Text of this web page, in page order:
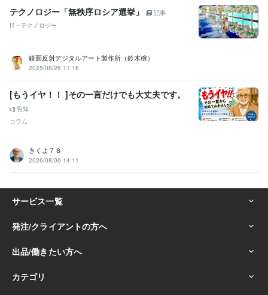
テクノロジー「無秩序ロシア選挙」
記事
IT・テクノロジー
鏡面反射デジタルアート製作所（鈴木穣）
2025/08/26 11:16
[もうイヤ！！ ]その一言だけでも大丈夫です。
告知
コラム
きくよ７８
2026/08/06 14:11